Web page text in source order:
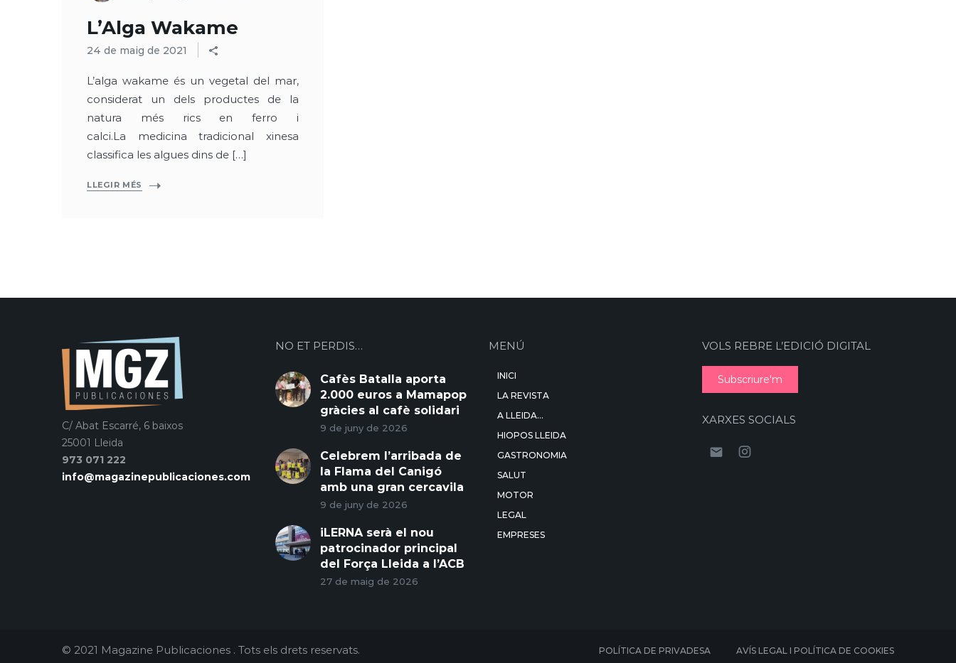
L’Alga Wakame
24 de maig de 2021
L’alga wakame és un vegetal del mar,
considerat un dels productes de la
natura més rics en ferro i
calci.La medicina tradicional xinesa
classifica les algues dins de […]
LLEGIR MÉS
C/ Abat Escarré, 6 baixos
25001 Lleida
973 071 222
info@magazinepublicaciones.com
NO ET PERDIS…
Cafès Batalla aporta
2.000 euros a Mamapop
gràcies al cafè solidari
9 de juny de 2026
Celebrem l’arribada de
la Flama del Canigó
amb una gran cercavila
9 de juny de 2026
iLERNA serà el nou
patrocinador principal
del Força Lleida a l’ACB
27 de maig de 2026
MENÚ
INICI
LA REVISTA
A LLEIDA…
HIOPOS LLEIDA
GASTRONOMIA
SALUT
MOTOR
LEGAL
EMPRESES
VOLS REBRE L’EDICIÓ DIGITAL
Subscriure'm
XARXES SOCIALS
© 2021 Magazine Publicaciones . Tots els drets reservats. POLÍTICA DE PRIVADESA AVÍS LEGAL I POLÍTICA DE COOKIES